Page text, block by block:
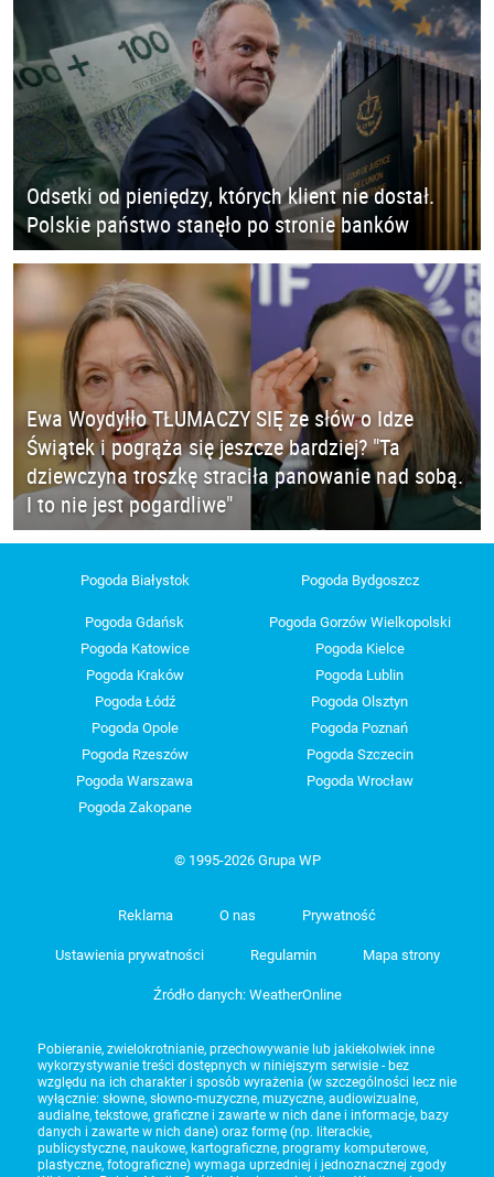
Odsetki od pieniędzy, których klient nie dostał.
Polskie państwo stanęło po stronie banków
Ewa Woydyłło TŁUMACZY SIĘ ze słów o Idze
Świątek i pogrąża się jeszcze bardziej? "Ta
dziewczyna troszkę straciła panowanie nad sobą.
I to nie jest pogardliwe"
Pogoda Białystok Pogoda Bydgoszcz
Pogoda Gdańsk
Pogoda Gorzów Wielkopolski
Pogoda Katowice
Pogoda Kielce
Pogoda Kraków
Pogoda Lublin
Pogoda Łódź
Pogoda Olsztyn
Pogoda Opole
Pogoda Poznań
Pogoda Rzeszów
Pogoda Szczecin
Pogoda Warszawa
Pogoda Wrocław
Pogoda Zakopane
© 1995-2026 Grupa WP
Reklama O nas Prywatność
Ustawienia prywatności Regulamin Mapa strony
Źródło danych: WeatherOnline
Pobieranie, zwielokrotnianie, przechowywanie lub jakiekolwiek inne
wykorzystywanie treści dostępnych w niniejszym serwisie - bez
względu na ich charakter i sposób wyrażenia (w szczególności lecz nie
wyłącznie: słowne, słowno-muzyczne, muzyczne, audiowizualne,
audialne, tekstowe, graficzne i zawarte w nich dane i informacje, bazy
danych i zawarte w nich dane) oraz formę (np. literackie,
publicystyczne, naukowe, kartograficzne, programy komputerowe,
plastyczne, fotograficzne) wymaga uprzedniej i jednoznacznej zgody